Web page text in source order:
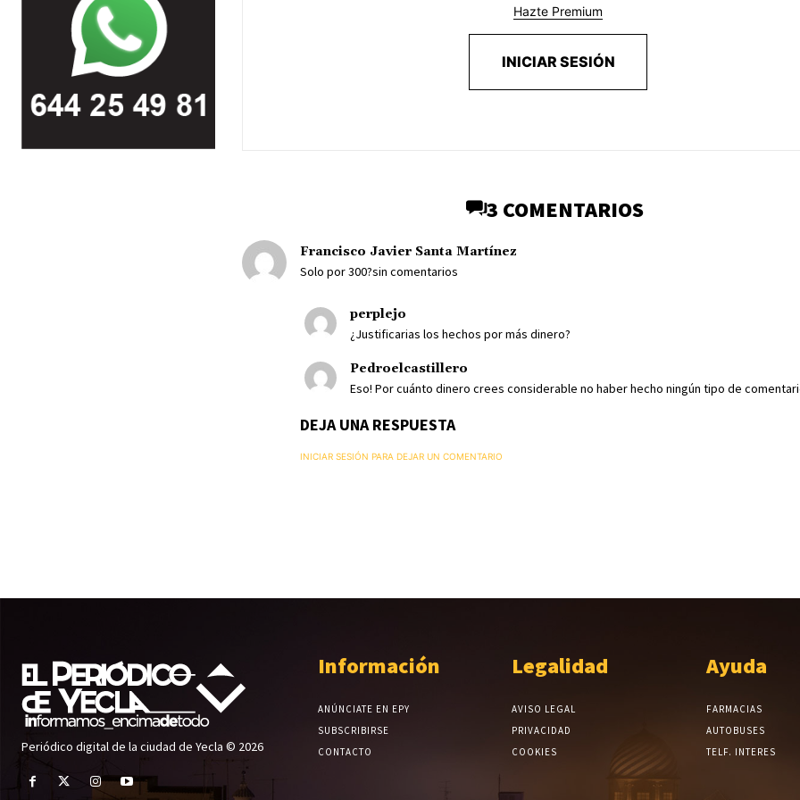
Hazte Premium
INICIAR SESIÓN
3 COMENTARIOS
Francisco Javier Santa Martínez
Solo por 300?sin comentarios
perplejo
¿Justificarias los hechos por más dinero?
Pedroelcastillero
Eso! Por cuánto dinero crees considerable no haber hecho ningún tipo de
DEJA UNA RESPUESTA
INICIAR SESIÓN PARA DEJAR UN COMENTARIO
Periódico digital de la ciudad de Yecla © 2026
Información
ANÚNCIATE EN EPY
SUBSCRIBIRSE
CONTACTO
Legalidad
AVISO LEGAL
PRIVACIDAD
COOKIES
Ayuda
FARMACIAS
AUTOBUSES
TELF. INTERES